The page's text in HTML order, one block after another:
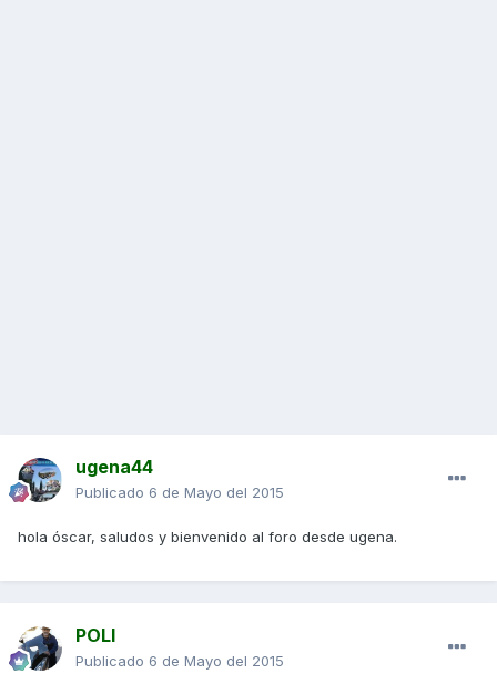
ugena44
Publicado 6 de Mayo del 2015
hola óscar, saludos y bienvenido al foro desde ugena.
POLI
Publicado 6 de Mayo del 2015